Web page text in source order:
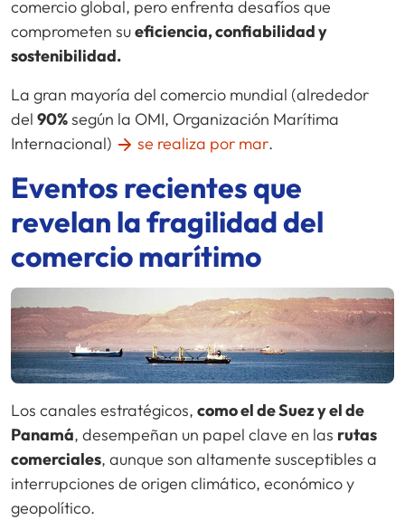
comercio global, pero enfrenta desafíos que
comprometen sueficiencia, confiabilidad y
sostenibilidad.
La gran mayoría del comercio mundial (alrededor
del 90%según la OMI, Organización Marítima
Internacional)
se realiza por mar.
Eventos recientes que
revelan la fragilidad del
comercio marítimo
Los canales estratégicos, como el de Suez y el de
Panamá, desempeñan un papel clave en las rutas
comerciales, aunque son altamente susceptibles a
interrupciones de origen climático, económico y
geopolítico.